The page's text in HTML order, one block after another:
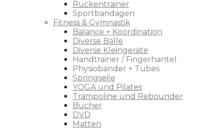
Rückentrainer
Sportbandagen
Fitness & Gymnastik
Balance + Koordination
Diverse Bälle
Diverse Kleingeräte
Handtrainer / Fingerhantel
Physiobänder + Tubes
Springseile
YOGA und Pilates
Trampoline und Rebounder
Bücher
DVD
Matten